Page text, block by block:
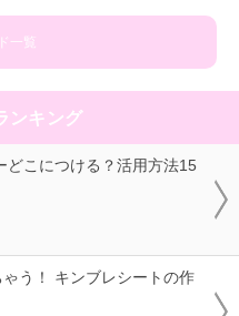
一覧
ンキング
どこにつける？活用方法15
う！ キンブレシートの作